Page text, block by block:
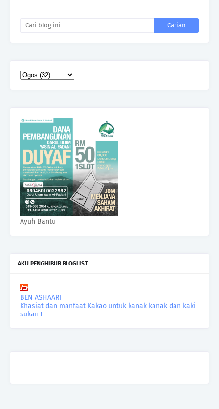
Ayuh Bantu
AKU PENGHIBUR BLOGLIST
BEN ASHAARI
Khasiat dan manfaat Kakao untuk kanak kanak dan kaki
sukan !